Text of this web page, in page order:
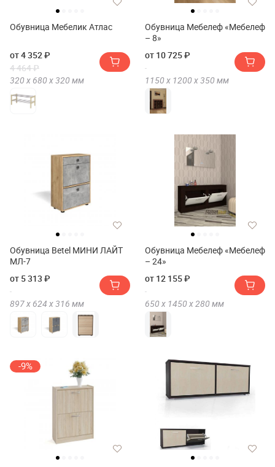
Обувница Мебелик Атлас
от 4 352 ₽
4 464 ₽
320 х 680 х320 мм
Обувница Мебелеф «Мебелеф
– 8»
от 10 725 ₽
1150 х 1200 х350 мм
Обувница Betel МИНИ ЛАЙТ
МЛ-7
от 5 313 ₽
897 х 624 х316 мм
Обувница Мебелеф «Мебелеф
– 24»
от 12 155 ₽
650 х 1450 х280 мм
-9%